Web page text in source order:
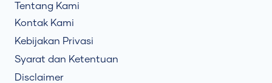
Tentang Kami
Kontak Kami
Kebijakan Privasi
Syarat dan Ketentuan
Disclaimer